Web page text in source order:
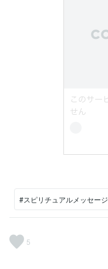
#スピリチュアルメッセージ
5